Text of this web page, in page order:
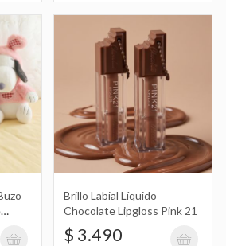
Brillo Labial Uvas Grape Magic Lip Oil
Miss Fon
$ 2.390
Brillo Labial Líquido Frambuesa Lip
Raspberry Sweet Lip Gloss Miss Fon
$ 2.390
Brillo Labial Líquido
Chocolate Lipgloss Pink 21
$ 3.490